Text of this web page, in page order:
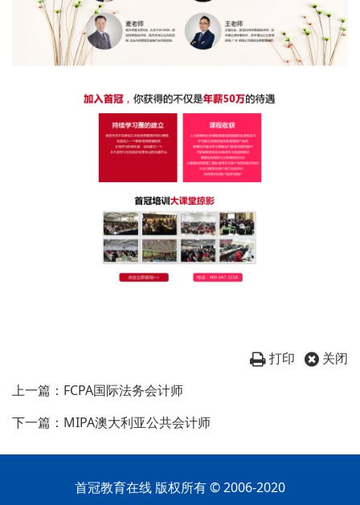
打印
关闭
上一篇：FCPA国际法务会计师
下一篇：MIPA澳大利亚公共会计师
首冠教育在线 版权所有 © 2006-2020